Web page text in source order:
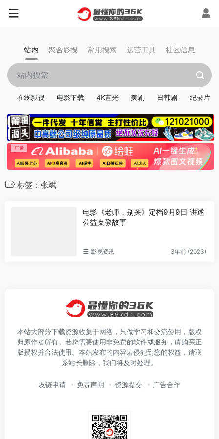
站内 聚合影搜 常用搜索 运营工具 社区信息
在线影视 电影下载 4K蓝光 美剧 日韩剧 纪录片
标签：张斌
电影《老师，别哭》定档9月9日 讲述
公益支教故事
影视资讯 3年前 (2023)
本站大部分下载资源收集于网络，只做学习和交流使用，版权
归原作者所有。若您需要使用非免费的软件或服务，请购买正
版授权并合法使用。本站发布的内容若侵犯到您的权益，请联
系站长删除，我们将及时处理。
友链申请 免责声明 资源提交 广告合作